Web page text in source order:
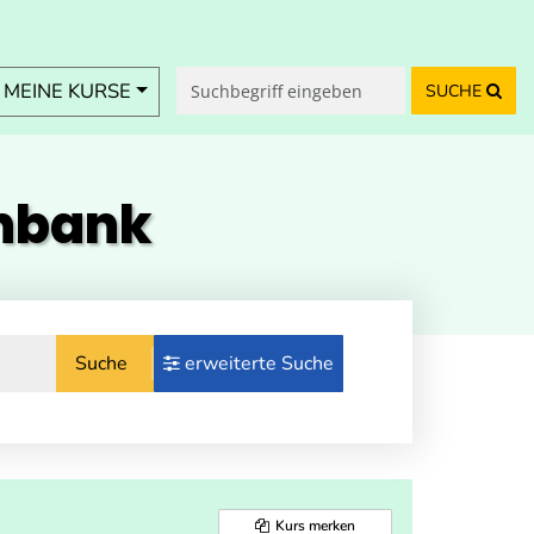
KURSE SUCHE
Suche erweiterte Suche
Kurs merken